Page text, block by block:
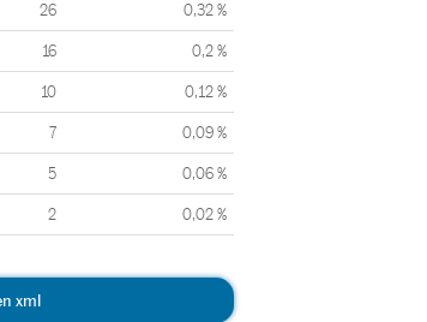
26 0,32 %
16 0,2 %
10 0,12 %
7 0,09 %
5 0,06 %
2 0,02 %
xml